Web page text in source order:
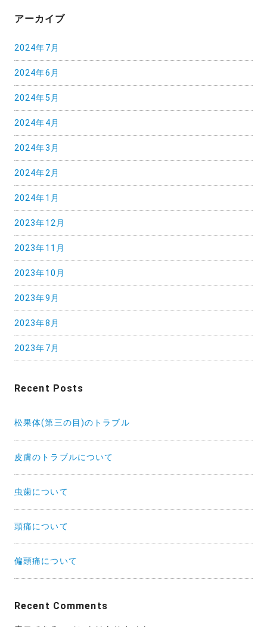
アーカイブ
2024年7月
2024年6月
2024年5月
2024年4月
2024年3月
2024年2月
2024年1月
2023年12月
2023年11月
2023年10月
2023年9月
2023年8月
2023年7月
Recent Posts
松果体(第三の目)のトラブル
皮膚のトラブルについて
虫歯について
頭痛について
偏頭痛について
Recent Comments